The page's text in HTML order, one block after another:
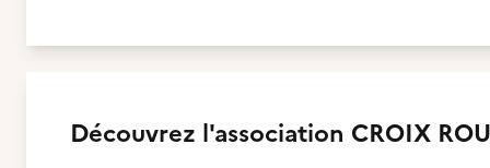
Découvrez l'association CROIX